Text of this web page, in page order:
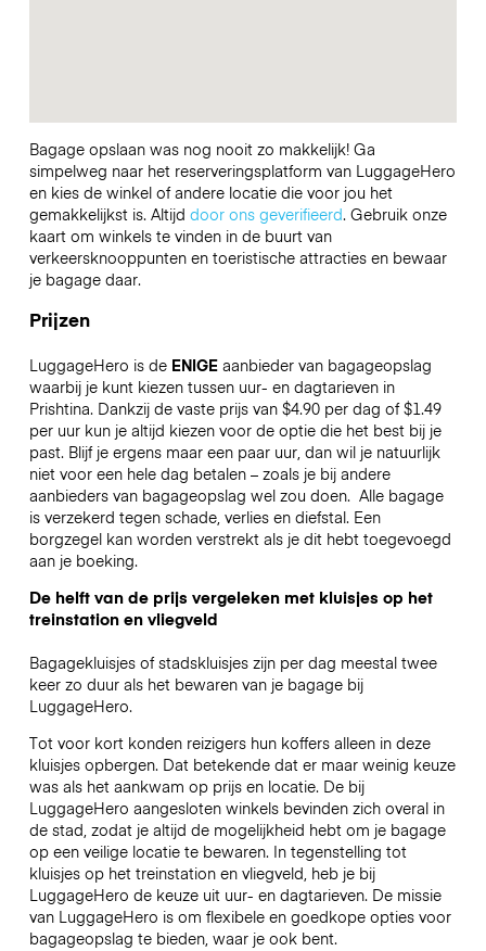
Bagage opslaan was nog nooit zo makkelijk! Ga
simpelweg naar het reserveringsplatform van LuggageHero
en kies de winkel of andere locatie die voor jou het
gemakkelijkst is. Altijd door ons geverifieerd. Gebruik onze
kaart om winkels te vinden in de buurt van
verkeersknooppunten en toeristische attracties en bewaar
je bagage daar.
Prijzen
LuggageHero is de ENIGEaanbieder van bagageopslag
waarbij je kunt kiezen tussen uur- en dagtarieven in
Prishtina. Dankzij de vaste prijs van $4.90 per dag of $1.49
per uur kun je altijd kiezen voor de optie die het best bij je
past. Blijf je ergens maar een paar uur, dan wil je natuurlijk
niet voor een hele dag betalen – zoals je bij andere
aanbieders van bagageopslag wel zou doen. Alle bagage
is verzekerd tegen schade, verlies en diefstal. Een
borgzegel kan worden verstrekt als je dit hebt toegevoegd
aan je boeking.
De helft van de prijs vergeleken met kluisjes op het
treinstation en vliegveld
Bagagekluisjes of stadskluisjes zijn per dag meestal twee
keer zo duur als het bewaren van je bagage bij
LuggageHero.
Tot voor kort konden reizigers hun koffers alleen in deze
kluisjes opbergen. Dat betekende dat er maar weinig keuze
was als het aankwam op prijs en locatie. De bij
LuggageHero aangesloten winkels bevinden zich overal in
de stad, zodat je altijd de mogelijkheid hebt om je bagage
op een veilige locatie te bewaren. In tegenstelling tot
kluisjes op het treinstation en vliegveld, heb je bij
LuggageHero de keuze uit uur- en dagtarieven. De missie
van LuggageHero is om flexibele en goedkope opties voor
bagageopslag te bieden, waar je ook bent.